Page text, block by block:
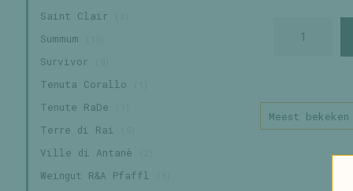
Saint Clair
Summum
Survivor
Tenuta Corallo
Tenute RaDe
Terre di Rai
Ville di Antanè
Weingut R&A Pfaffl
Meest bekeken